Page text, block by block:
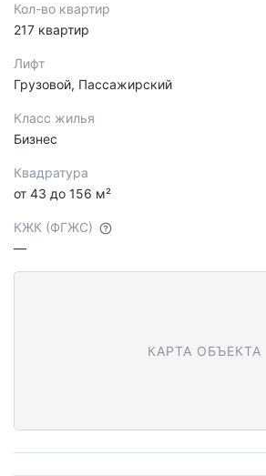
Кол-во квартир
217 квартир
Лифт
Грузовой, Пассажирский
Класс жилья
Бизнес
Квадратура
от 43 до 156 м²
КЖК (ФГЖС)
—
КАРТА ОБЪЕКТА